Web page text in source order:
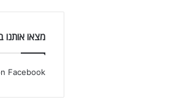
מצאו אותנו
Facebook